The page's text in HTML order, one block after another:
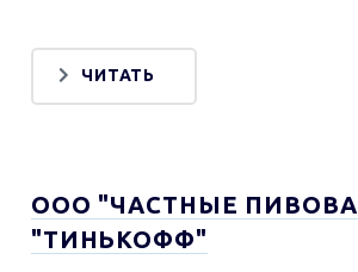
ЧИТАТЬ
ООО "ЧАСТНЫЕ
"ТИНЬКОФФ"